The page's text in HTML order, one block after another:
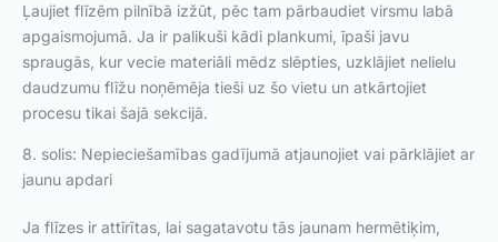
Ļaujiet flīzēm pilnībā izžūt, pēc tam pārbaudiet virsmu labā
apgaismojumā. Ja ir palikuši kādi plankumi, īpaši javu
spraugās, kur vecie materiāli mēdz slēpties, uzklājiet nelielu
daudzumu flīžu noņēmēja tieši uz šo vietu un atkārtojiet
procesu tikai šajā sekcijā.
8. solis: Nepieciešamības gadījumā atjaunojiet vai pārklājiet ar
jaunu apdari
Ja flīzes ir attīrītas, lai sagatavotu tās jaunam hermētiķim,